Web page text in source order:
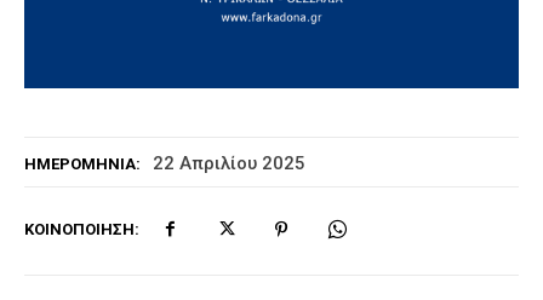
ΗΜΕΡΟΜΗΝΊΑ: 22 Απριλίου 2025
ΚΟΙΝΟΠΟΊΗΣΗ: